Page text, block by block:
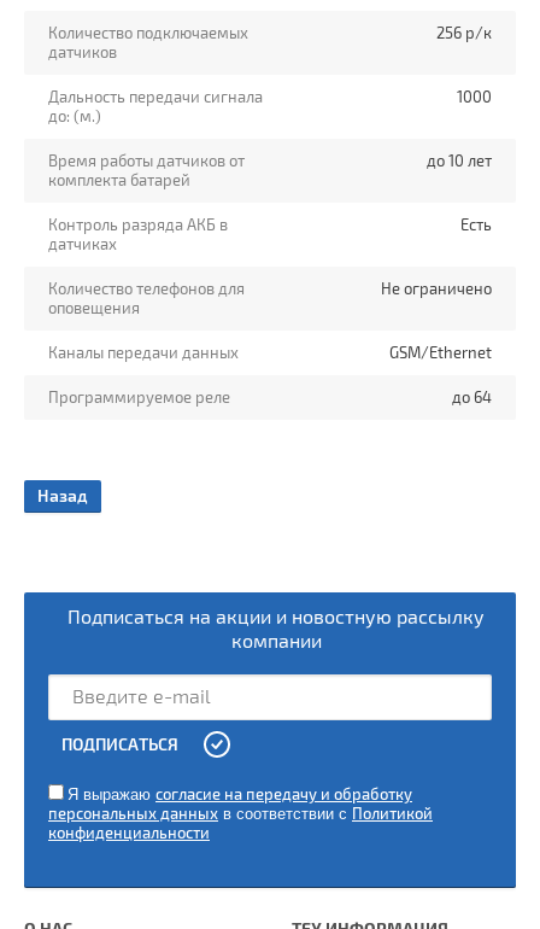
Количество подключаемых
датчиков
256 р/к
Дальность передачи сигнала
до: (м.)
1000
Время работы датчиков от
комплекта батарей
до 10 лет
Контроль разряда АКБ в
датчиках
Есть
Количество телефонов для
оповещения
Не ограничено
Каналы передачи данных GSM/Ethernet
Программируемое реле до 64
Назад
Подписаться на акции и новостную рассылку
компании
Я выражаю согласие на передачу и обработку
персональных данных в соответствии с Политикой
конфиденциальности
ПОДПИСАТЬСЯ